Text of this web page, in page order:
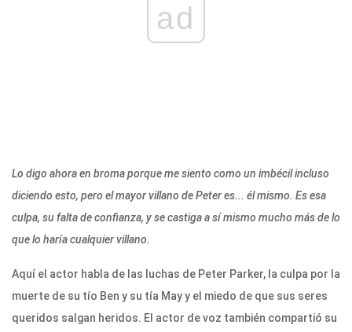
ad
Lo digo ahora en broma porque me siento como un imbécil incluso
diciendo esto, pero el mayor villano de Peter es... él mismo. Es esa
culpa, su falta de confianza, y se castiga a sí mismo mucho más de lo
que lo haría cualquier villano.
Aquí el actor habla de las luchas de Peter Parker, la culpa por la
muerte de su tío Ben y su tía May y el miedo de que sus seres
queridos salgan heridos. El actor de voz también compartió su